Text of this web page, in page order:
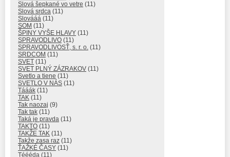
Slová šepkané vo vetre (11)
Slová srdca (11)
Slovááá (11)
SOM (11)
ŠPINY VYŠE HLAVY (11)
SPRAVODLIVO (11)
SPRAVODLIVOSŤ, s. r. o. (11)
SRDCOM (11)
SVET (11)
SVET PLNÝ ZÁZRAKOV (11)
Svetlo a tiene (11)
SVETLO V NÁS (11)
Tááák (11)
TAK (11)
Tak naozaj (9)
Tak tak (11)
Taká je pravda (11)
TAKTO (11)
TAKŽE TAK (11)
Takže zasa raz (11)
ŤAŽKÉ ČASY (11)
Téééda (11)